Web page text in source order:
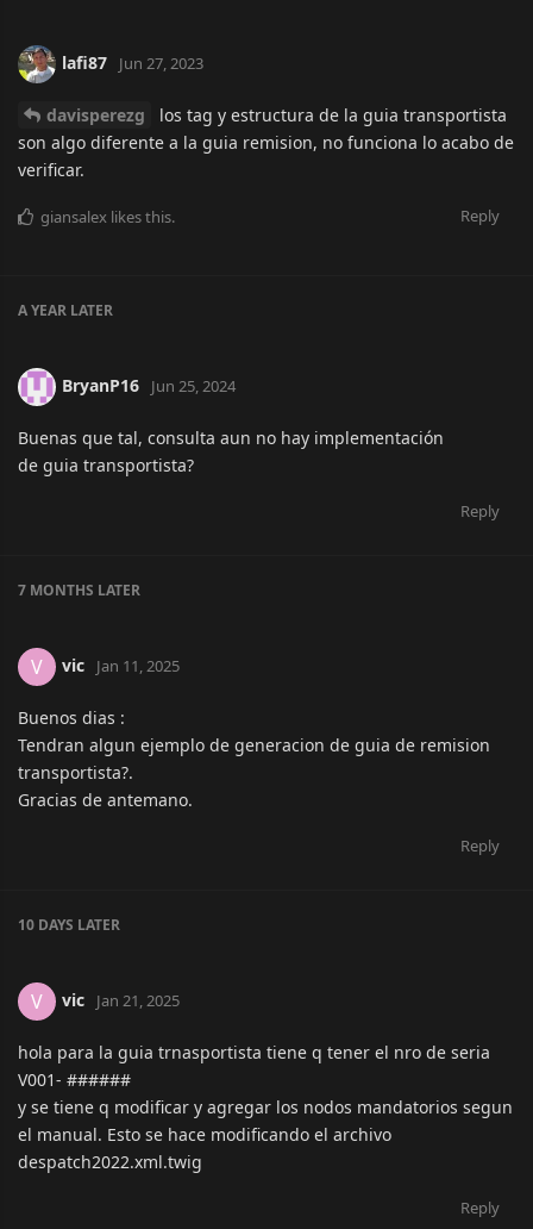
lafi87 Jun 27, 2023
davisperezg
los tag y estructura de la guia transportista
son algo diferente a la guia remision, no funciona lo acabo de
verificar.
Reply
giansalex likes this.
A YEAR LATER
BryanP16 Jun 25, 2024
Buenas que tal, consulta aun no hay implementación
de guia transportista?
Reply
7 MONTHS LATER
V vic Jan 11, 2025
Buenos dias :
Tendran algun ejemplo de generacion de guia de remision
transportista?.
Gracias de antemano.
Reply
10 DAYS LATER
V vic Jan 21, 2025
hola para la guia trnasportista tiene q tener el nro de seria
V001- ######
y se tiene q modificar y agregar los nodos mandatorios segun
el manual. Esto se hace modificando el archivo
despatch2022.xml.twig
Reply